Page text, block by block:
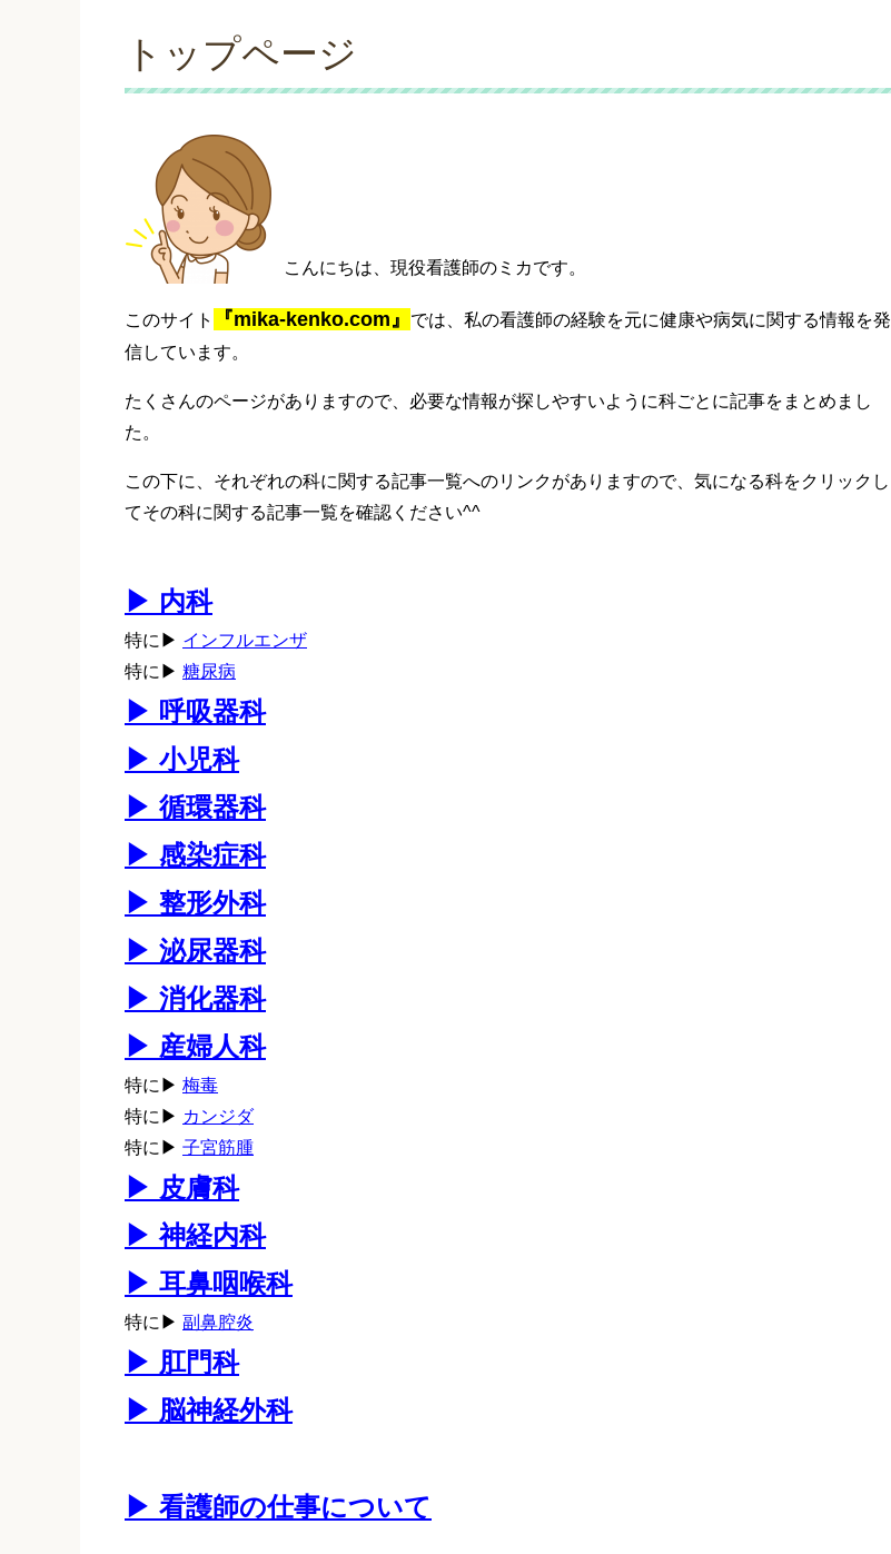
トップページ
こんにちは、現役看護師のミカです。
このサイト 『mika-kenko.com』
では、私の看護師の経験を元に健康や病気に関する情報を発
信しています。
たくさんのページがありますので、必要な情報が探しやすいように科ごとに記事をまとめまし
た。
この下に、それぞれの科に関する記事一覧へのリンクがありますので、気になる科をクリックし
てその科に関する記事一覧を確認ください^^
▶ 内科
特に▶ インフルエンザ
特に▶ 糖尿病
▶ 呼吸器科
▶ 小児科
▶ 循環器科
▶ 感染症科
▶ 整形外科
▶ 泌尿器科
▶ 消化器科
▶ 産婦人科
特に▶ 梅毒
特に▶ カンジダ
特に▶ 子宮筋腫
▶ 皮膚科
▶ 神経内科
▶ 耳鼻咽喉科
特に▶ 副鼻腔炎
▶ 肛門科
▶ 脳神経外科
▶ 看護師の仕事について